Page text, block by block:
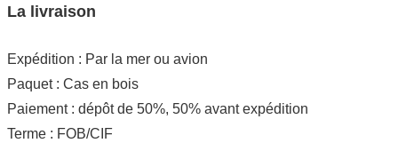
La livraison
Expédition : Par la mer ou avion
Paquet : Cas en bois
Paiement : dépôt de 50%, 50% avant expédition
Terme : FOB/CIF